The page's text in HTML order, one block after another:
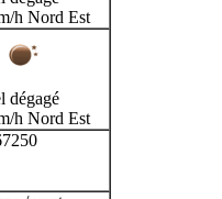
h Nord Est
dégagé
h Nord Est